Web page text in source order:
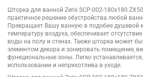
Шторка для ванной Zerix SCP-002-180x180
практичное решение обустройства любой
Превращает Вашу ванную в подобие душевой
температуру воздуха, обеспечивает
воды на полу и стенах. Также шторка может
элементом декора и зонировать помещение,
функциональные зоны. Легко
использовании и неприхотлива в уходе.